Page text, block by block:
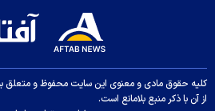
کلیه حقوق مادی و معنوی این سایت محفوظ و متعلق به
از آن با ذکر منبع بلامانع است.